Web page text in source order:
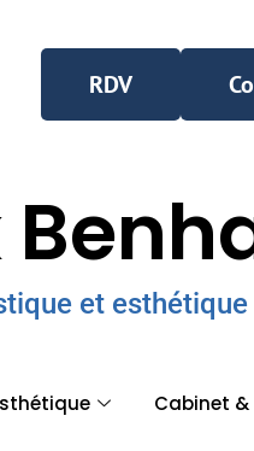
RDV
et esthétique
Cabinet